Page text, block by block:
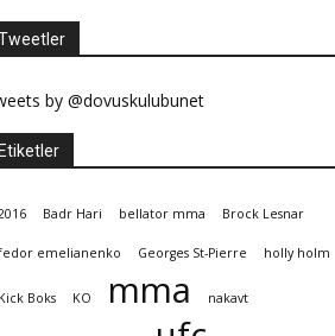
by @dovuskulubunet
Badr Hari bellator mma Brock Lesnar
emelianenko Georges St-Pierre holly holm
Boks KO mma nakavt